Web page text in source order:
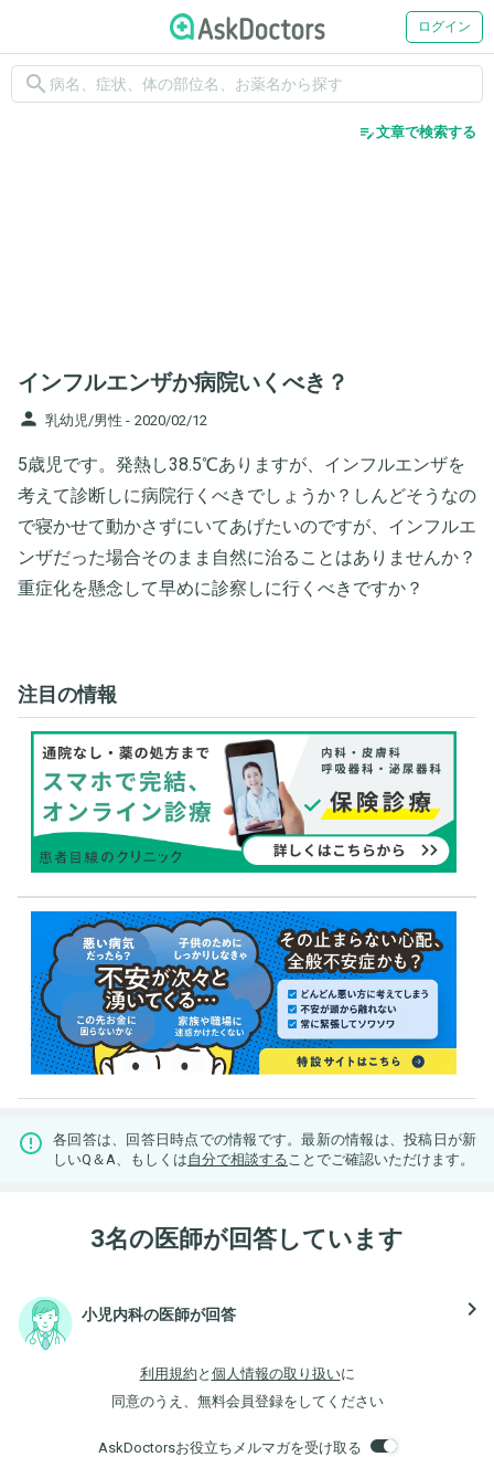
ログイン
search
edit_note文章で検索する
インフルエンザか病院いくべき？
person 乳幼児/男性 - 2020/02/12
5歳児です。発熱し38.5℃ありますが、インフルエンザを
考えて診断しに病院行くべきでしょうか？しんどそうなの
で寝かせて動かさずにいてあげたいのですが、インフルエ
ンザだった場合そのまま自然に治ることはありませんか？
重症化を懸念して早めに診察しに行くべきですか？
注目の情報
各回答は、回答日時点での情報です。最新の情報は、投稿日が新
しいQ＆A、もしくは自分で相談する ことでご確認いただけます。
3名の医師が回答しています
小児内科の医師が回答 navigate_next
利用規約 と 個人情報の取り扱いに
同意のうえ、無料会員登録をしてください
AskDoctorsお役立ちメルマガを受け取る